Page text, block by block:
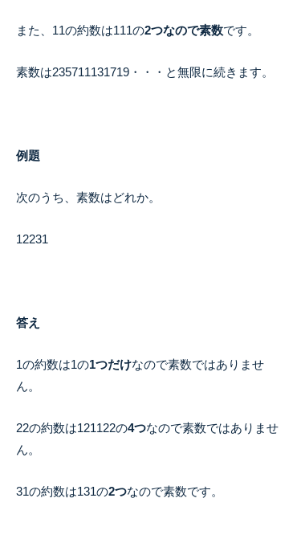
また、11の約数は111の2つなので素数です。
素数は235711131719・・・と無限に続きます。
例題
次のうち、素数はどれか。
12231
答え
1の約数は1の1つだけなので素数ではありませ
ん。
22の約数は121122の4つなので素数ではありませ
ん。
31の約数は131の2つなので素数です。